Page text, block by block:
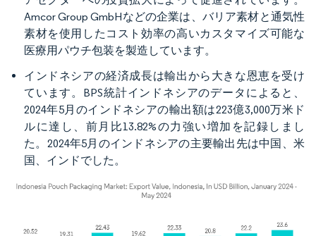
Amcor Group GmbHなどの企業は、バリア素材と通気性
素材を使用したコスト効率の高いカスタマイズ可能な
医療用パウチ包装を製造しています。
インドネシアの経済成長は輸出から大きな恩恵を受け
ています。BPS統計インドネシアのデータによると、
2024年5月のインドネシアの輸出額は223億3,000万米ド
ルに達し、前月比13.82%の力強い増加を記録しまし
た。2024年5月のインドネシアの主要輸出先は中国、米
国、インドでした。